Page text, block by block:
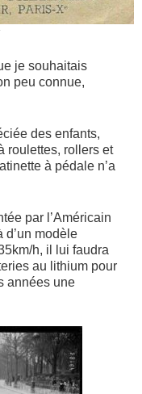
je souhaitais
peu connue,
des enfants,
roulettes, rollers et
à pédale n’a
par l’Américain
d’un modèle
h, il lui faudra
au lithium pour
années une